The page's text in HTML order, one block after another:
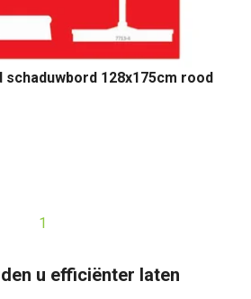
schaduwbord 128x175cm rood
1
u efficiënter laten